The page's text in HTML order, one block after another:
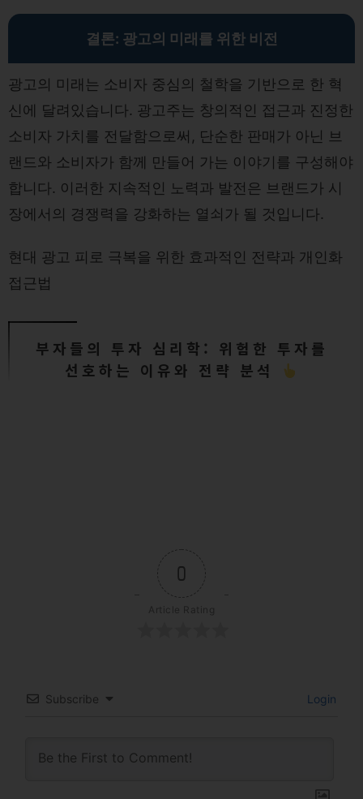
결론: 광고의 미래를 위한 비전
광고의 미래는 소비자 중심의 철학을 기반으로 한 혁
신에 달려있습니다. 광고주는 창의적인 접근과 진정한
소비자 가치를 전달함으로써, 단순한 판매가 아닌 브
랜드와 소비자가 함께 만들어 가는 이야기를 구성해야
합니다. 이러한 지속적인 노력과 발전은 브랜드가 시
장에서의 경쟁력을 강화하는 열쇠가 될 것입니다.
현대 광고 피로 극복을 위한 효과적인 전략과 개인화
접근법
부자들의 투자 심리학: 위험한 투자를
선호하는 이유와 전략 분석
0
Article Rating
Subscribe Login